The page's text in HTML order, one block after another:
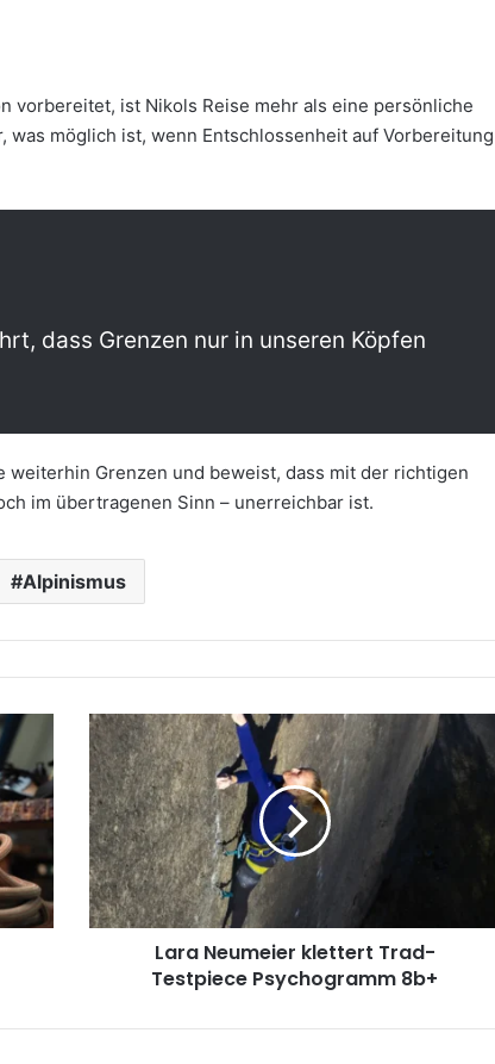
vorbereitet, ist Nikols Reise mehr als eine persönliche
was möglich ist, wenn Entschlossenheit auf Vorbereitung
dass Grenzen nur in unseren Köpfen
Grenzen und beweist, dass mit der richtigen
im übertragenen Sinn – unerreichbar ist.
Alpinismus
Lara
Neumeier
klettert
Trad-
Testpiece
Psychogramm
8b+
Lara Neumeier klettert Trad-
Testpiece Psychogramm 8b+